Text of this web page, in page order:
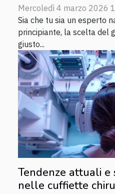
Mercoledì 4 marzo 2026
Sia che tu sia un esperto
principiante, la scelta del
giusto...
Tendenze attuali e
nelle cuffiette